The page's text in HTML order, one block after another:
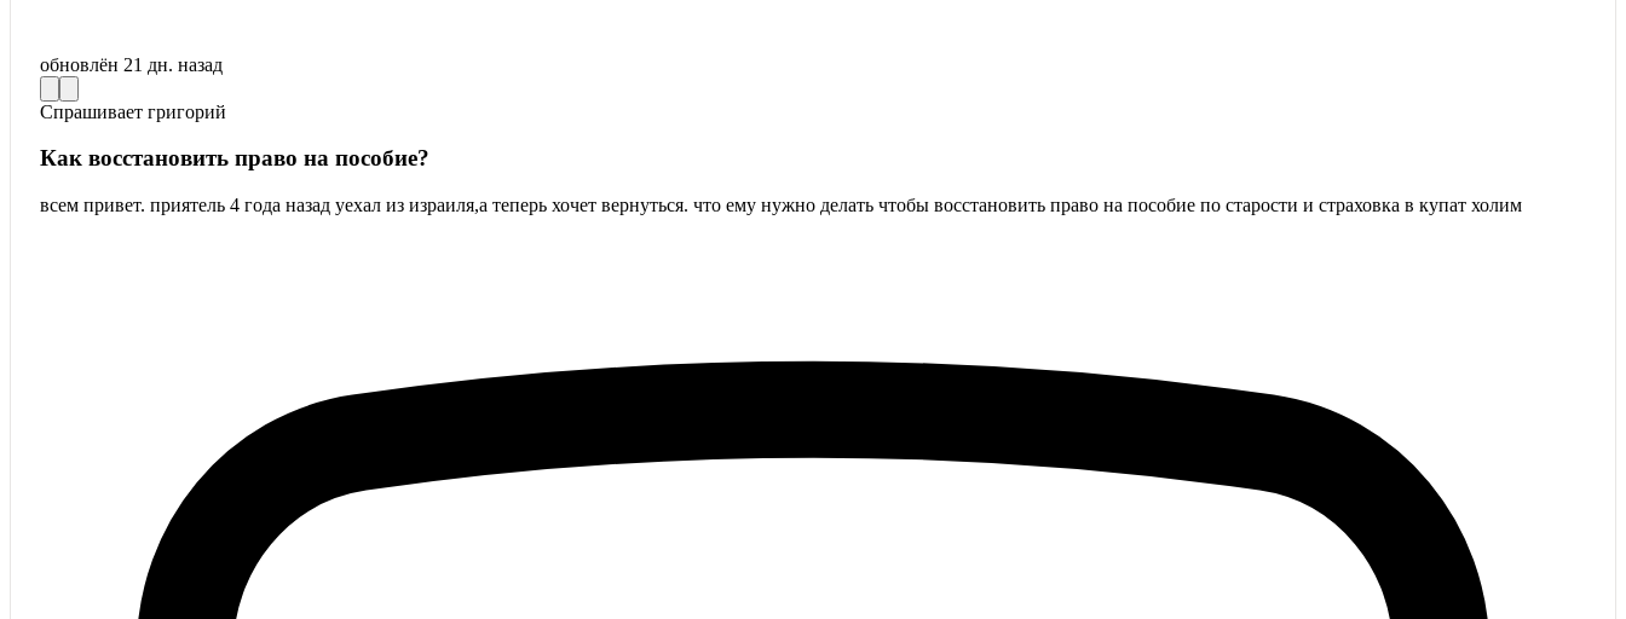
обновлён 21 дн. назад
Спрашивает григорий
Как восстановить право на пособие?
всем привет. приятель 4 года назад уехал из израиля,а теперь хочет вернуться. что ему нужно делать чтобы восстановить право на пособие по старости и страховка в купат холим